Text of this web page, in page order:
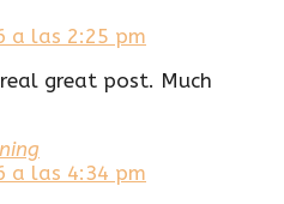
a las 2:25 pm
great post. Much
a las 4:34 pm